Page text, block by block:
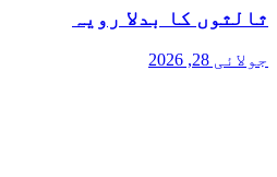
ثالثوں کا بدلا رویہ
جولائی 28, 2026